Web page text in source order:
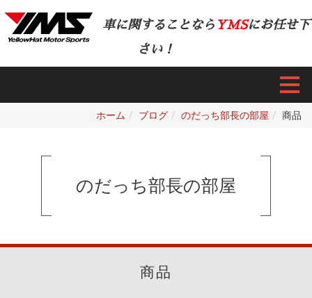
車に関することなら YMSにお任せ下
さい！
ホーム ブログ のだっち部長の部屋 商品
のだっち部長の部屋
商品